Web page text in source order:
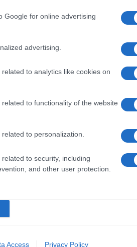
Google for online advertising
advertising.
to analytics like cookies on
to functionality of the website
to personalization.
to security, including
and other user protection.
Access Privacy Policy
ο παίκτης, όσο
να αποχωρήσει από
που η αλήθεια
σε
τη στάση του
αυτές οι
νοσηλεύεται
παιχνίδι. Το μόνο
εξελίξεις πριν
Η βίζα
τιμές
07/
07/
Βολές